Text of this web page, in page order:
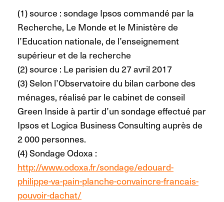
(1) source : sondage Ipsos commandé par la
Recherche, Le Monde et le Ministère de
l’Education nationale, de l’enseignement
supérieur et de la recherche
(2) source : Le parisien du 27 avril 2017
(3) Selon l’Observatoire du bilan carbone des
ménages, réalisé par le cabinet de conseil
Green Inside à partir d’un sondage effectué par
Ipsos et Logica Business Consulting auprès de
2 000 personnes.
(4) Sondage Odoxa :
http://www.odoxa.fr/sondage/edouard-
philippe-va-pain-planche-convaincre-francais-
pouvoir-dachat/